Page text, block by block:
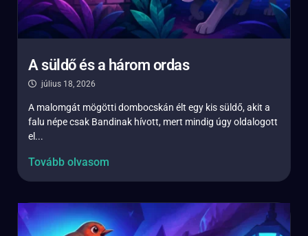
A süldő és a három ordas
július 18, 2026
A malomgát mögötti dombocskán élt egy kis süldő, akit a
falu népe csak Bandinak hívott, mert mindig úgy oldalogott
el...
Tovább olvasom